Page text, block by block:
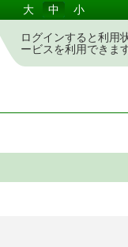
大 中 小
ログインすると利用
ービスを利用できます